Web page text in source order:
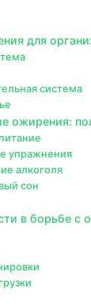
для
система
ожирения:
упражнения
алкоголя
сон
в борьбе с